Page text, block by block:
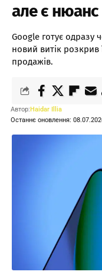
але є нюанс
Google готує одразу
новий витік розкрив
продажів.
Останнє оновлення:
Автор:Haidar Illia